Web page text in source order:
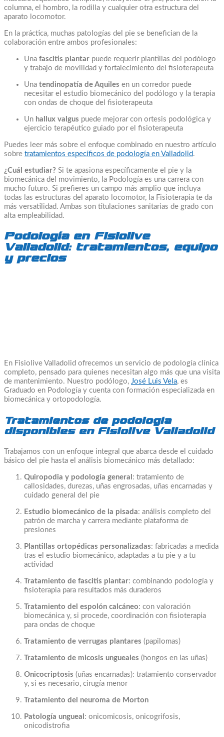
columna, el hombro, la rodilla y cualquier otra estructura del
aparato locomotor.
En la práctica, muchas patologías del pie se benefician de la
colaboración entre ambos profesionales:
Una fascitis plantar puede requerir plantillas del podólogo
y trabajo de movilidad y fortalecimiento del fisioterapeuta
Una tendinopatía de Aquiles en un corredor puede
necesitar el estudio biomecánico del podólogo y la terapia
con ondas de choque del fisioterapeuta
Un hallux valgus puede mejorar con ortesis podológica y
ejercicio terapéutico guiado por el fisioterapeuta
Puedes leer más sobre el enfoque combinado en nuestro artículo
sobre tratamientos específicos de podología en Valladolid.
¿Cuál estudiar? Si te apasiona específicamente el pie y la
biomecánica del movimiento, la Podología es una carrera con
mucho futuro. Si prefieres un campo más amplio que incluya
todas las estructuras del aparato locomotor, la Fisioterapia te da
más versatilidad. Ambas son titulaciones sanitarias de grado con
alta empleabilidad.
Podología en Fisiolive
Valladolid: tratamientos, equipo
y precios
En Fisiolive Valladolid ofrecemos un servicio de podología clínica
completo, pensado para quienes necesitan algo más que una visita
de mantenimiento. Nuestro podólogo, José Luis Vela, es
Graduado en Podología y cuenta con formación especializada en
biomecánica y ortopodología.
Tratamientos de podología
disponibles en Fisiolive Valladolid
Trabajamos con un enfoque integral que abarca desde el cuidado
básico del pie hasta el análisis biomecánico más detallado:
Quiropodia y podología general : tratamiento de
callosidades, durezas, uñas engrosadas, uñas encarnadas y
cuidado general del pie
Estudio biomecánico de la pisada: análisis completo del
patrón de marcha y carrera mediante plataforma de
presiones
Plantillas ortopédicas personalizadas: fabricadas a medida
tras el estudio biomecánico, adaptadas a tu pie y a tu
actividad
Tratamiento de fascitis plantar: combinando podología y
fisioterapia para resultados más duraderos
Tratamiento del espolón calcáneo: con valoración
biomecánica y, si procede, coordinación con fisioterapia
para ondas de choque
Tratamiento de verrugas plantares (papilomas)
Tratamiento de micosis ungueales (hongos en las uñas)
Onicocriptosis (uñas encarnadas): tratamiento conservador
y, si es necesario, cirugía menor
Tratamiento del neuroma de Morton
Patología ungueal : onicomicosis, onicogrifosis,
onicodistrofia